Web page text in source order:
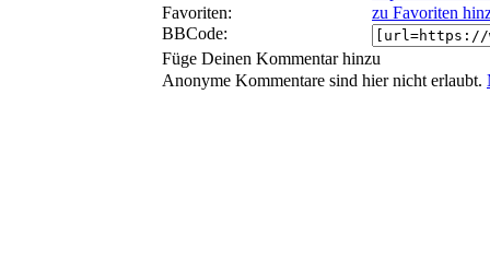
Favoriten:
zu Favoriten
BBCode:
Füge Deinen Kommentar hinzu
Anonyme Kommentare sind hier nicht erlaubt.